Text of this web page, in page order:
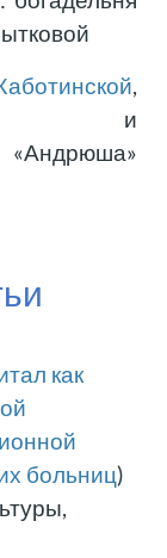
,
и
как
больниц)